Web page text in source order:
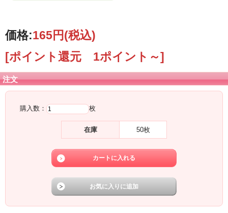
価格:165円(税込)
[ポイント還元 1ポイント～]
注文
購入数： 枚
在庫 50枚